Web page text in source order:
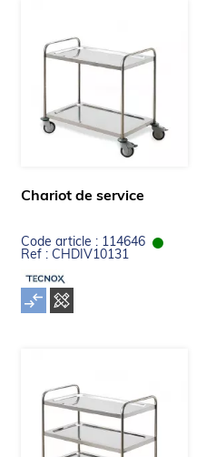
Chariot de service
Code article : 114646
Ref : CHDIV10131